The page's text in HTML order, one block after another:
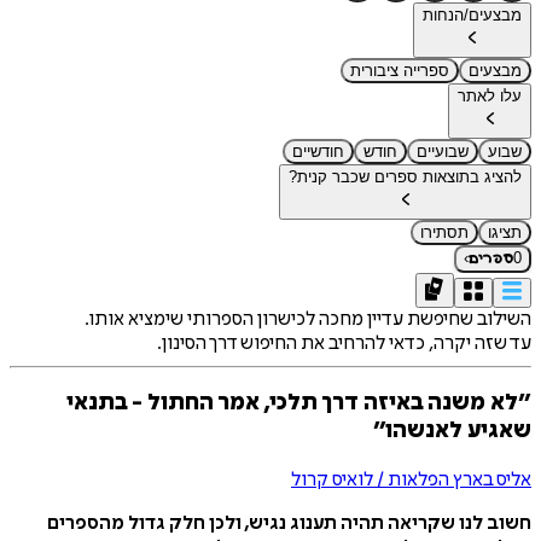
מבצעים/הנחות
מבצעים
ספרייה ציבורית
עלו לאתר
שבוע שבועיים חודש
חודשיים
להציג בתוצאות ספרים שכבר קנית?
תציגו
תסתירו
0ספרים›
השילוב שחיפשת עדיין מחכה לכישרון הספרותי שימציא אותו.
עד שזה יקרה, כדאי להרחיב את החיפוש דרך הסינון.
״לא משנה באיזה דרך תלכי, אמר החתול - בתנאי
שאגיע לאנשהו״
אליס בארץ הפלאות / לואיס קרול
חשוב לנו שקריאה תהיה תענוג נגיש, ולכן חלק גדול מהספרים